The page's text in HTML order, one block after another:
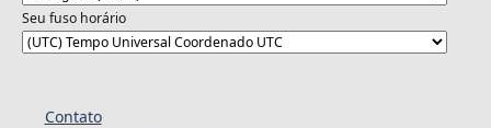
Seu fuso horário
Contato